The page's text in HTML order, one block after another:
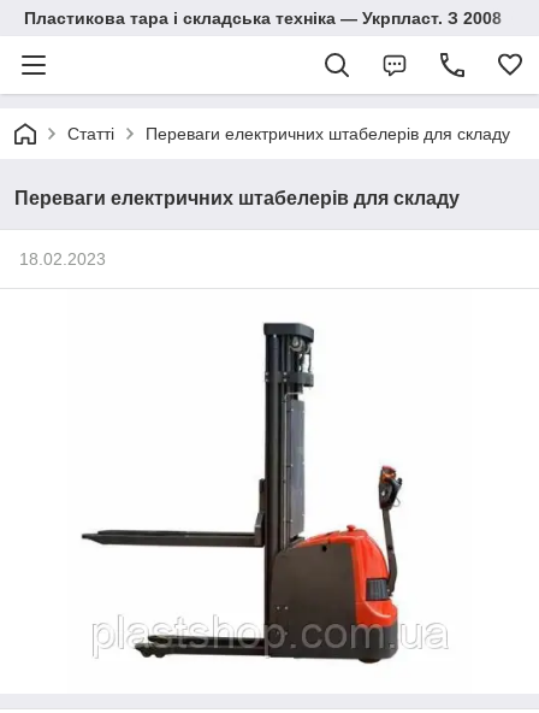
Пластикова тара і складська техніка — Укрпласт. З 2008
Статті Переваги електричних штабелерів для складу
Переваги електричних штабелерів для складу
18.02.2023